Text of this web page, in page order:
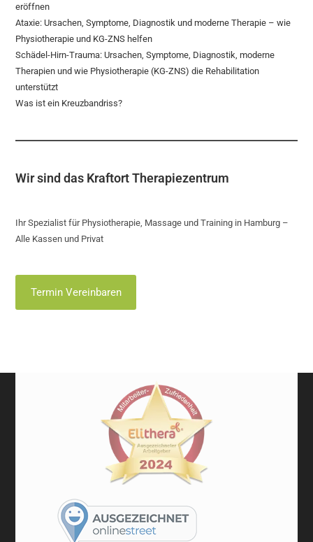
eröffnen
Ataxie: Ursachen, Symptome, Diagnostik und moderne Therapie – wie
Physiotherapie und KG-ZNS helfen
Schädel-Hirn-Trauma: Ursachen, Symptome, Diagnostik, moderne
Therapien und wie Physiotherapie (KG-ZNS) die Rehabilitation
unterstützt
Was ist ein Kreuzbandriss?
Wir sind das Kraftort Therapiezentrum
Ihr Spezialist für Physiotherapie, Massage und Training in Hamburg –
Alle Kassen und Privat
Termin Vereinbaren